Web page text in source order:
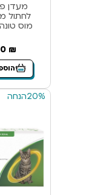
מעדן
מוס טונה 85 גרם
₪
20%הנחה